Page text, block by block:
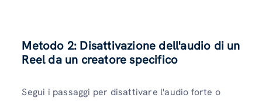
Metodo 2: Disattivazione dell'audio di un
Reel da un creatore specifico
Segui i passaggi per disattivare l'audio forte o